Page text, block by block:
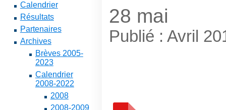
Calendrier
Résultats
Partenaires
Archives
Brèves 2005-
2023
Calendrier
2008-2022
2008
2008-2009
28 mai
Publié : Avril